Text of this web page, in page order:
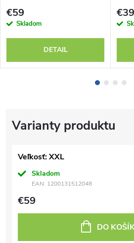
Veľkosť: XXL
Skladom
EAN: 1200131512048
€59
DO
€59
Skladom
DETAIL
€39